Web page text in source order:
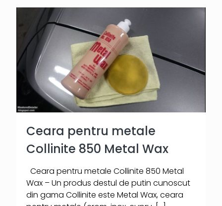
Ceara pentru metale
Collinite 850 Metal Wax
Ceara pentru metale Collinite 850 Metal
Wax – Un produs destul de putin cunoscut
din gama Collinite este Metal Wax, ceara